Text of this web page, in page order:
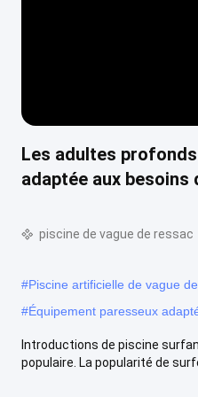
Les adultes
adaptée aux besoins
piscine de vague de ressac
#Piscine artificielle de vague
#Équipement paresseux
Introductions de piscine
populaire. La popularité de